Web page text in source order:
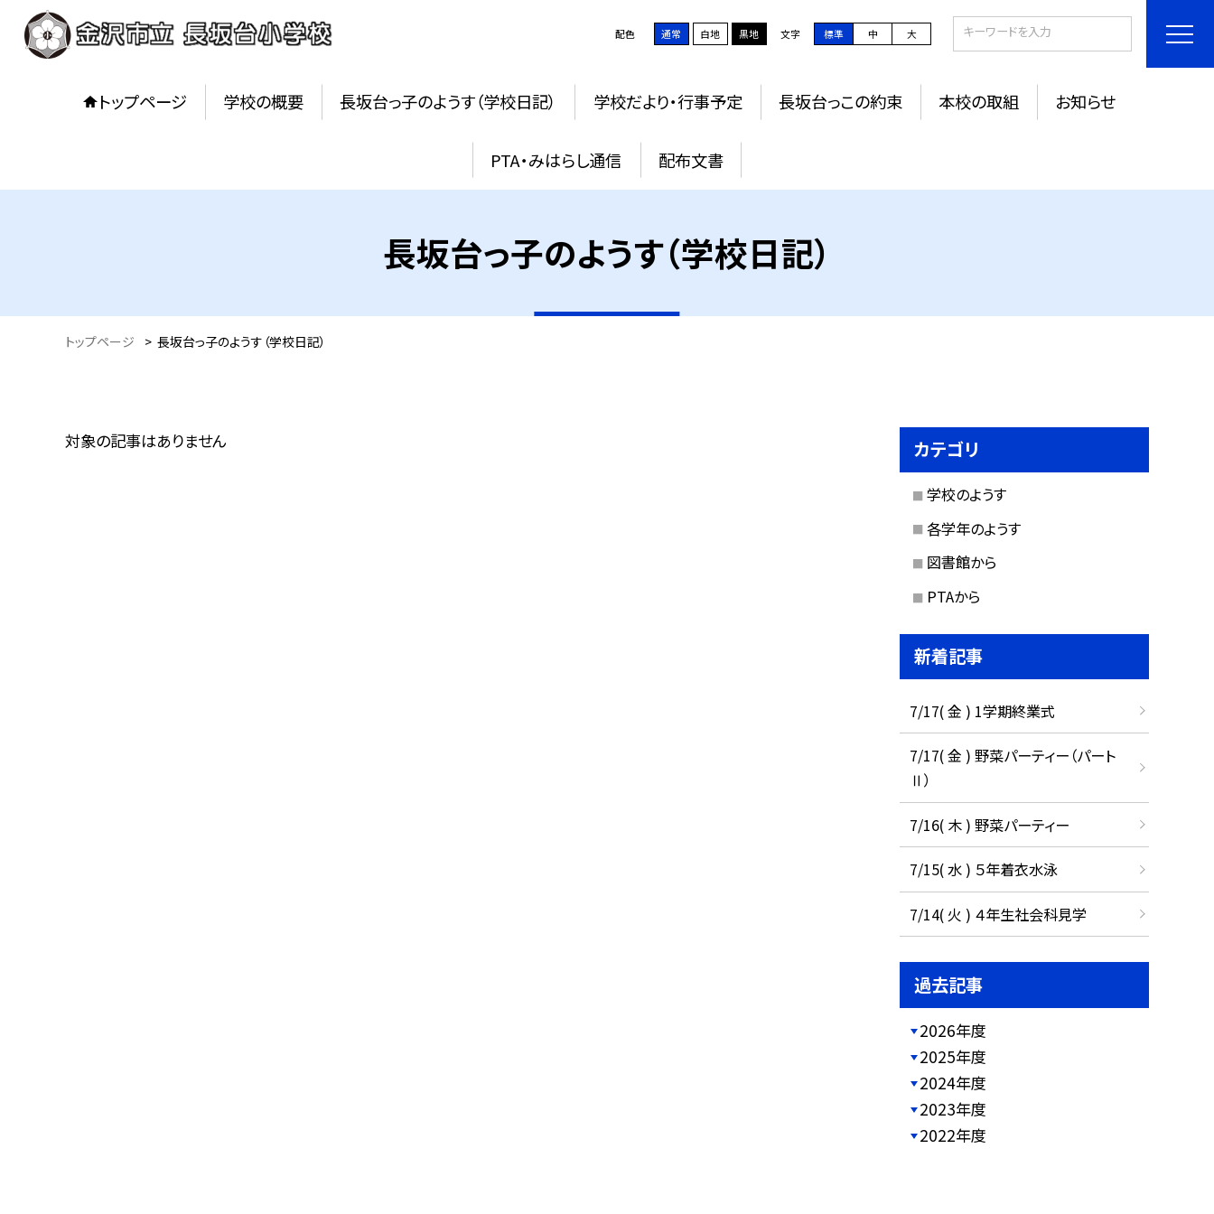
配色 通常 白地 黒地 文字 標準 中 大
トップページ 学校の概要 長坂台っ子のようす（学校日記） 学校だより・行事予定 長坂台っこの約束 本校の取組 お知らせ
PTA・みはらし通信 配布文書
長坂台っ子のようす（学校日記）
トップページ > 長坂台っ子のようす（学校日記）
対象の記事はありません カテゴリ
学校のようす
各学年のようす
図書館から
PTAから
新着記事
7/17( 金 ) 1学期終業式
7/17( 金 ) 野菜パーティー（パート
Ⅱ）
7/16( 木 ) 野菜パーティー
7/15( 水 ) ５年着衣水泳
7/14( 火 ) ４年生社会科見学
過去記事
2026年度
2025年度
2024年度
2023年度
2022年度